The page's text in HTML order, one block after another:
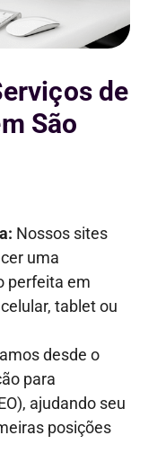
de
São
Nossos sites
uma
perfeita em
tablet ou
desde o
para
ajudando seu
posições